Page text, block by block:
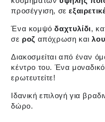
προσέγγιση, σε
Ένα κομψόδαχτυλίδι,
σεροζ απόχρωση και
Διακοσμείται από έναν
κέντρο του. Ένα
ερωτευτείτε!
Ιδανική επιλογή για
δώρο.